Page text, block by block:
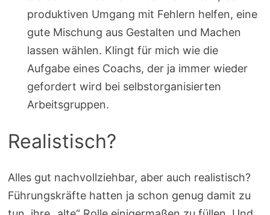
produktiven Umgang mit Fehlern helfen, eine
gute Mischung aus Gestalten und Machen
lassen wählen. Klingt für mich wie die
Aufgabe eines Coachs, der ja immer wieder
gefordert wird bei selbstorganisierten
Arbeitsgruppen.
Realistisch?
Alles gut nachvollziehbar, aber auch realistisch?
Führungskräfte hatten ja schon genug damit zu